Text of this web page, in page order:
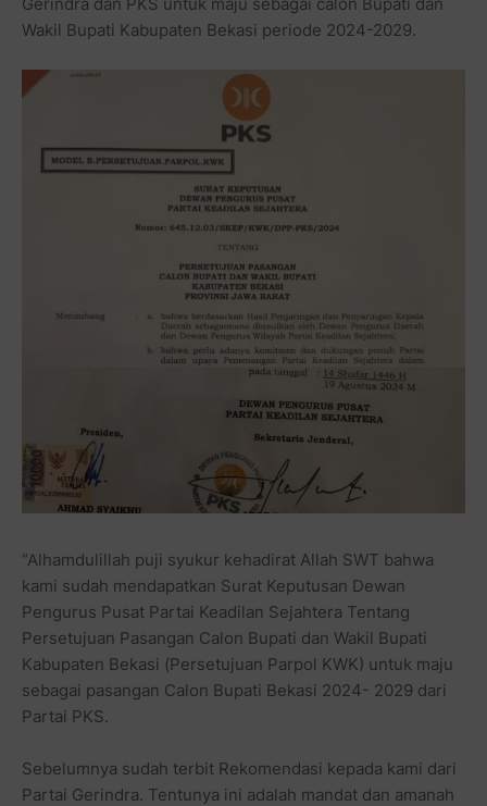
Wakil Bupati Kabupaten Bekasi periode 2024-2029.
“Alhamdulillah puji syukur kehadirat Allah SWT bahwa
kami sudah mendapatkan Surat Keputusan Dewan
Pengurus Pusat Partai Keadilan Sejahtera Tentang
Persetujuan Pasangan Calon Bupati dan Wakil Bupati
Kabupaten Bekasi (Persetujuan Parpol KWK) untuk maju
sebagai pasangan Calon Bupati Bekasi 2024- 2029 dari
Partai PKS.
Sebelumnya sudah terbit Rekomendasi kepada kami dari
Partai Gerindra. Tentunya ini adalah mandat dan amanah